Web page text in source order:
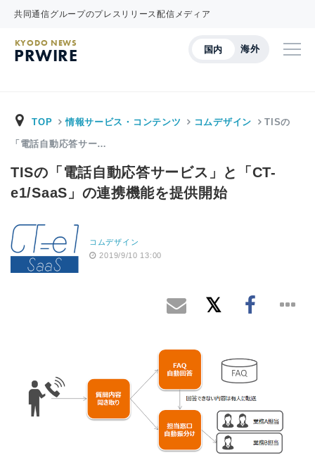
共同通信グループのプレスリリース配信メディア
国内 海外
KYODO NEWS
PRWIRE
TOP 情報サービス・コンテンツ コムデザイン TISの
「電話自動応答サー…
TISの「電話自動応答サービス」と「CT-
e1/SaaS」の連携機能を提供開始
コムデザイン
2019/9/10 13:00